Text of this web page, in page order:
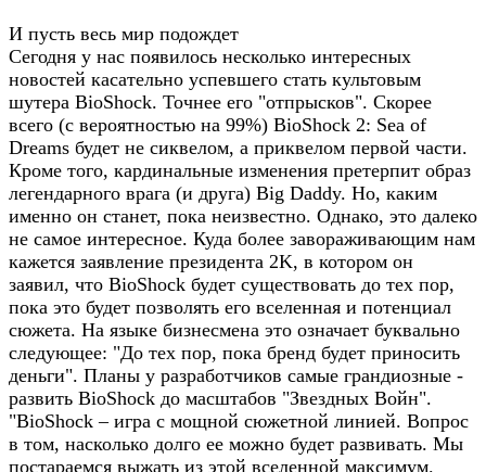
И пусть весь мир подождет
Сегодня у нас появилось несколько интересных
новостей касательно успевшего стать культовым
шутера BioShock. Точнее его "отпрысков". Скорее
всего (с вероятностью на 99%) BioShock 2: Sea of
Dreams будет не сиквелом, а приквелом первой части.
Кроме того, кардинальные изменения претерпит образ
легендарного врага (и друга) Big Daddy. Но, каким
именно он станет, пока неизвестно. Однако, это далеко
не самое интересное. Куда более завораживающим нам
кажется заявление президента 2K, в котором он
заявил, что BioShock будет существовать до тех пор,
пока это будет позволять его вселенная и потенциал
сюжета. На языке бизнесмена это означает буквально
следующее: "До тех пор, пока бренд будет приносить
деньги". Планы у разработчиков самые грандиозные -
развить BioShock до масштабов "Звездных Войн".
"BioShock – игра с мощной сюжетной линией. Вопрос
в том, насколько долго ее можно будет развивать. Мы
постараемся выжать из этой вселенной максимум.